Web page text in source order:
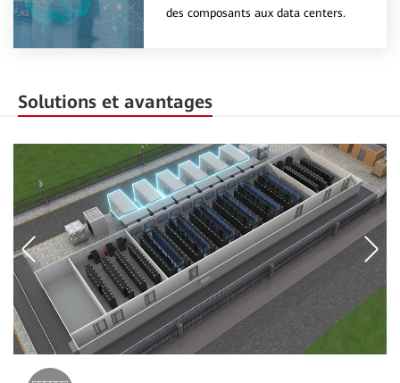
des composants aux data centers.
Solutions et avantages